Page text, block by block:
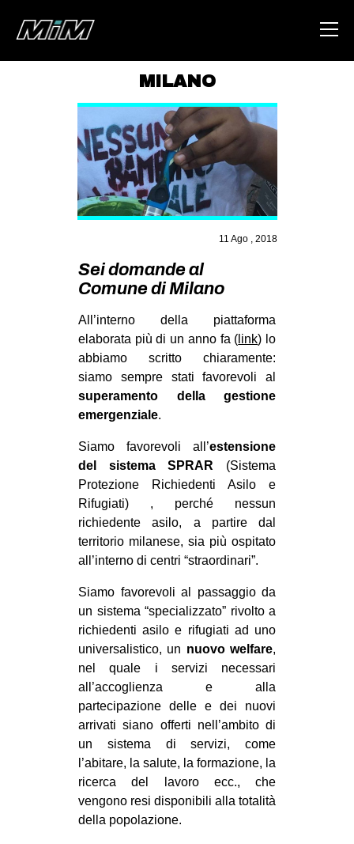
ABOUT
AREA
DEGENERAZIONE
GAZA FREESTYLE
MSM
MILANO
MOBILITAZIONI
SPORT POPOLARE
MOVIMENTI
AMBIENTE
ANTIFASCISMO
DIRITTO ALL’ABITARE
GENERI
MIGRAZIONI
PRECARIATO
REPRESSIONE
STUDENTI
CULTURE
ARTE
CINEMA
MANIFESTI
MILANO
11 Ago , 2018
Sei domande al
Comune di Milano
All’interno della piattaforma
elaborata più di un anno fa ( link) lo
abbiamo scritto chiaramente:
siamo sempre stati favorevoli al
superamento della gestione
emergenziale.
Siamo favorevoli all’estensione
del sistema SPRAR (Sistema
Protezione Richiedenti Asilo e
Rifugiati) , perché nessun
richiedente asilo, a partire dal
territorio milanese, sia più ospitato
all’interno di centri “straordinari”.
Siamo favorevoli al passaggio da
un sistema “specializzato” rivolto a
richiedenti asilo e rifugiati ad uno
universalistico, un nuovo welfare,
nel quale i servizi necessari
all’accoglienza e alla
partecipazione delle e dei nuovi
arrivati siano offerti nell’ambito di
un sistema di servizi, come
l’abitare, la salute, la formazione, la
ricerca del lavoro ecc., che
vengono resi disponibili alla totalità
della popolazione.